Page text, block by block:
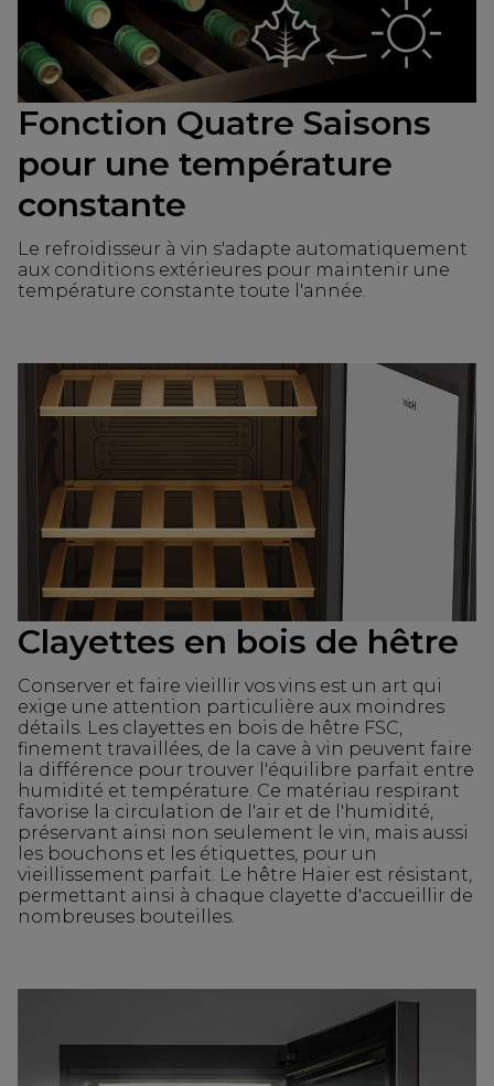
Fonction Quatre Saisons
pour une température
constante
Le refroidisseur à vin s'adapte automatiquement
aux conditions extérieures pour maintenir une
température constante toute l'année.
Clayettes en bois de hêtre
Conserver et faire vieillir vos vins est un art qui
exige une attention particulière aux moindres
détails. Les clayettes en bois de hêtre FSC,
finement travaillées, de la cave à vin peuvent faire
la différence pour trouver l'équilibre parfait entre
humidité et température. Ce matériau respirant
favorise la circulation de l'air et de l'humidité,
préservant ainsi non seulement le vin, mais aussi
les bouchons et les étiquettes, pour un
vieillissement parfait. Le hêtre Haier est résistant,
permettant ainsi à chaque clayette d'accueillir de
nombreuses bouteilles.